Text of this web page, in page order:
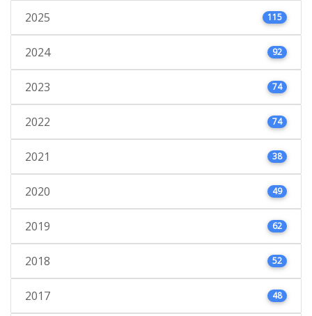
2025 115
2024 92
2023 74
2022 74
2021 38
2020 49
2019 62
2018 52
2017 48